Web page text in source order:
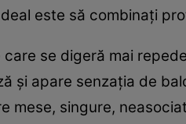
este să combinaţi
se digeră mai
şi apare senzaţia de
mese, singure,